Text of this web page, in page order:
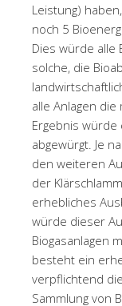
Leistung)
noch 5
Dies würde alle
solche, die
alle Anlagen
Ergebnis
abgewürgt. Je
den weiteren
der
erhebliches
würde dieser
Biogasanlagen
besteht ein
verpflichtend
Sammlung von